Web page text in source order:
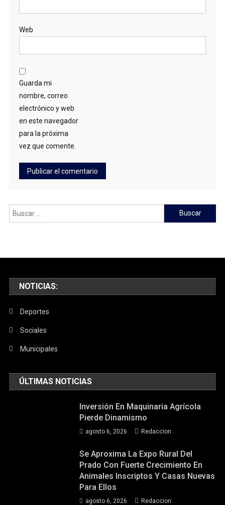
Web
Guarda mi
nombre, correo
electrónico y web
en este navegador
para la próxima
vez que comente.
Buscar:
NOTICIAS:
Deportes
Sociales
Municipales
ÚLTIMAS NOTICIAS
Inversión En Maquinaria Agrícola
Pierde Dinamismo
agosto 6, 2026 Redaccion
Se Aproxima La Expo Rural Del
Prado Con Fuerte Crecimiento En
Animales Inscriptos Y Casas Nuevas
Para Ellos
agosto 6, 2026 Redaccion